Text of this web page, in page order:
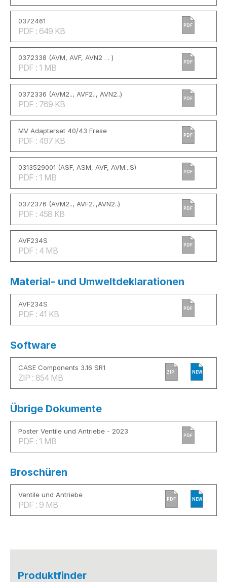
0372461
PDF : 649 KB
PDF
0372338 (AVM, AVF, AVN2 . . )
PDF : 1 MB
PDF
0372336 (AVM2.., AVF2.., AVN2..)
PDF : 769 KB
PDF
MV Adapterset 40/43 Frese
PDF : 497 KB
PDF
0313529001 (ASF, ASM, AVF, AVM...S)
PDF : 1 MB
PDF
0372376 (AVM2.., AVF2..,AVN2..)
PDF : 458 KB
PDF
AVF234S
PDF : 4 MB
PDF
Material- und Umweltdeklarationen
AVF234S
PDF : 41 KB
PDF
Software
CASE Components 3.16 SR1
ZIP : 854 MB
ZIP NEW
Übrige Dokumente
Poster Ventile und Antriebe - 2023
PDF : 1 MB
PDF
Broschüren
Ventile und Antriebe
PDF : 9 MB
PDF NEW
Produktfinder